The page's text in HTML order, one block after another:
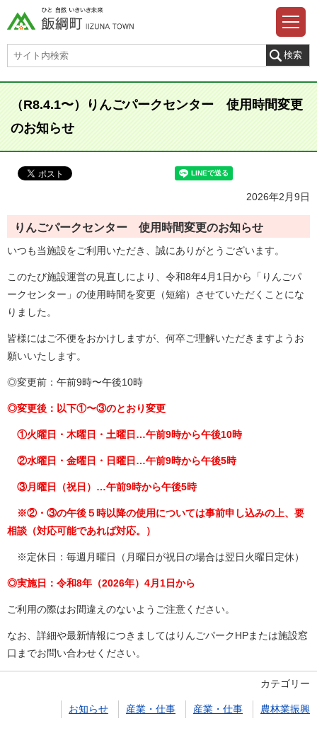
（R8.4.1〜）りんごパークセンター 使用時間変更
のお知らせ
2026年2月9日
りんごパークセンター 使用時間変更のお知らせ
いつも当施設をご利用いただき、誠にありがとうございます。
このたび施設運営の見直しにより、令和8年4月1日から「りんごパ
ークセンター」の使用時間を変更（短縮）させていただくことにな
りました。
皆様にはご不便をおかけしますが、何卒ご理解いただきますようお
願いいたします。
◎変更前：午前9時〜午後10時
◎変更後：以下①〜③のとおり変更
①火曜日・木曜日・土曜日…午前9時から午後10時
②水曜日・金曜日・日曜日…午前9時から午後5時
③月曜日（祝日）…午前9時から午後5時
※②・③の午後５時以降の使用については事前申し込みの上、 要
相談（対応可能であれば対応。）
※定休日：毎週月曜日（月曜日が祝日の場合は翌日火曜日定休）
◎実施日：令和8年（2026年）4月1日から
ご利用の際はお間違えのないようご注意ください。
なお、詳細や最新情報につきましてはりんごパークHPまたは施設窓
口までお問い合わせください。
カテゴリー
お知らせ 産業・仕事 産業・仕事 農林業振興